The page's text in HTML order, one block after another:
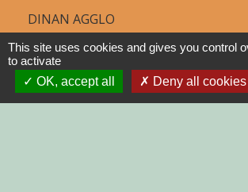
DINAN AGGLO
CINEMAS DINAN
COTES D'ARMOR
This site uses cookies and gives you control
to activate
OK, accept all
Deny all cookies